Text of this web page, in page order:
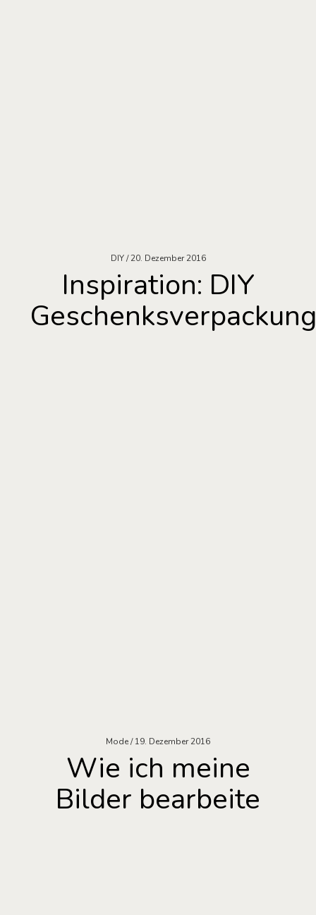
DIY 20. Dezember 2016
Inspiration: DIY
Geschenksverpackung
Mode 19. Dezember 2016
Wie ich meine
Bilder bearbeite